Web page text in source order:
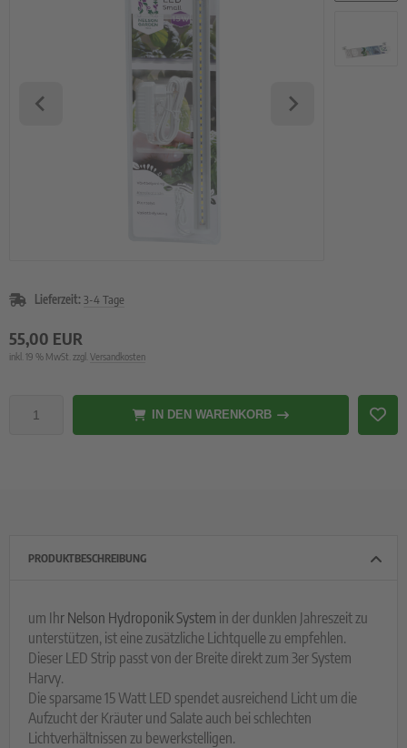
Lieferzeit: 3-4 Tage
55,00 EUR
inkl. 19 % MwSt. zzgl. Versandkosten
IN DEN WARENKORB
PRODUKTBESCHREIBUNG
um Ihr Nelson Hydroponik System in der dunklen Jahreszeit zu
unterstützen, ist eine zusätzliche Lichtquelle zu empfehlen.
Dieser LED Strip passt von der Breite direkt zum 3er System
Harvy.
Die sparsame 15 Watt LED spendet ausreichend Licht um die
Aufzucht der Kräuter und Salate auch bei schlechten
Lichtverhältnissen zu bewerkstelligen.